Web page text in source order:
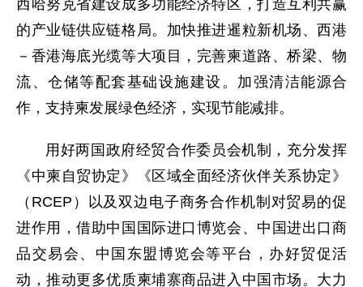
西哈努克省建设成多功能经济特区，打造互利共赢
的产业链供应链格局。加快推进暹粒新机场、西港
－香港海底光缆等大项目，完善柬道路、桥梁、物
流、仓储等配套基础设施建设。加强清洁能源合
作，支持柬发展绿色经济，实现节能减排。
用好两国政府经贸合作委员会机制，充分发挥
《中柬自贸协定》《区域全面经济伙伴关系协定》
（RCEP）以及双边电子商务合作机制对贸易的促
进作用，借助中国国际进口博览会、中国进出口商
品交易会、中国东盟博览会等平台，办好贸促活
动，推动更多优质柬埔寨商品进入中国市场。大力